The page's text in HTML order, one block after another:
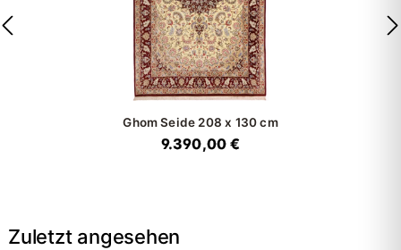
Ghom Seide 208 x 130 cm
9.390,00 €
Zuletzt angesehen